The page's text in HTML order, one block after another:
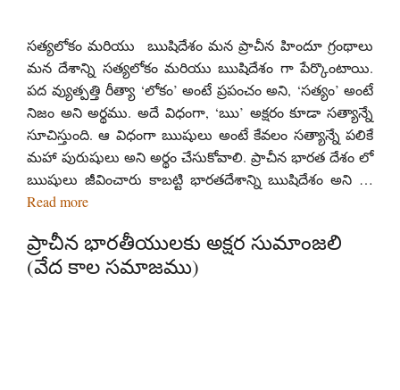
సత్యలోకం మరియు ఋషిదేశం మన ప్రాచీన హిందూ గ్రంథాలు
మన దేశాన్ని సత్యలోకం మరియు ఋషిదేశం గా పేర్కొంటాయి.
పద వ్యుత్పత్తి రీత్యా ‘లోకం’ అంటే ప్రపంచం అని, ‘సత్యం’ అంటే
నిజం అని అర్థము. అదే విధంగా, ‘ఋ’ అక్షరం కూడా సత్యాన్నే
సూచిస్తుంది. ఆ విధంగా ఋషులు అంటే కేవలం సత్యాన్నే పలికే
మహా పురుషులు అని అర్థం చేసుకోవాలి. ప్రాచీన భారత దేశం లో
ఋషులు జీవించారు కాబట్టి భారతదేశాన్ని ఋషిదేశం అని …
Read more
ప్రాచీన భారతీయులకు అక్షర సుమాంజలి
(వేద కాల సమాజము)